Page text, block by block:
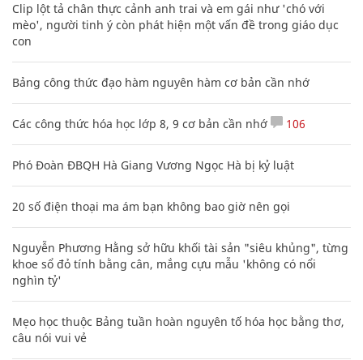
Clip lột tả chân thực cảnh anh trai và em gái như 'chó với
mèo', người tinh ý còn phát hiện một vấn đề trong giáo dục
con
Bảng công thức đạo hàm nguyên hàm cơ bản cần nhớ
Các công thức hóa học lớp 8, 9 cơ bản cần nhớ 106
Phó Đoàn ĐBQH Hà Giang Vương Ngọc Hà bị kỷ luật
20 số điện thoại ma ám bạn không bao giờ nên gọi
Nguyễn Phương Hằng sở hữu khối tài sản "siêu khủng", từng
khoe sổ đỏ tính bằng cân, mắng cựu mẫu 'không có nổi
nghìn tỷ'
Mẹo học thuộc Bảng tuần hoàn nguyên tố hóa học bằng thơ,
câu nói vui vẻ